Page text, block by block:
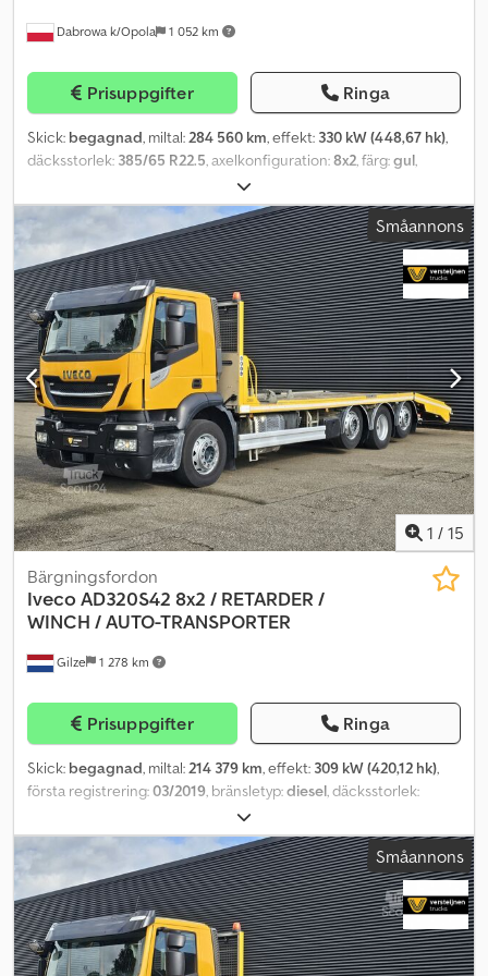
bak. Elhydraulikaggregat bak under lastytan. (± 45 kg) På svanhals
och ramper vänster sida.
Dabrowa k/Opola 1 052 km
Prisuppgifter Ringa
Skick: begagnad, miltal:284 560 km, effekt: 330 kW (448,67 hk),
däcksstorlek: 385/65 R22.5, axelkonfiguration:8x2, färg:gul,
, emissionsklass:
längd:10 400 mm, total bredd:2 550 mm, total höjd:4 000 mm,
, Utrustning:ABS, centrallås,
differentialspärr, elektrisk fönsterhiss, elstyrd spegel, kran,
luftkonditionering, = Extra tillval och tillbehör = -
Klimatanläggning - Radio - Två hjulaxlar = Ytterligare information =
Dkjdezg Uwhspfx Acasr Fjädring: luftfjädring Axel 1: Däckets
storlek: 385/65 R22.5; Bromsar: skivbromsar Axel 2: Däckets storlek:
385/65 R22.5 Axel 3: Däckets storlek: 385/65 R22.5 Axel 4: Däckets
storlek: 315/80 R22.5 Bruttovikt: 17.500 kg Nyttolast: 16.500 kg GVW:
34.000 kg Kran: Palfinger PK 34002
Småannons
1 / 15
Gilze 1 278 km
Bärgningsfordon
IvecoAD320S42 8x2 / RETARDER /
WINCH / AUTO-TRANSPORTER
Prisuppgifter Ringa
Skick: begagnad, miltal:214 379 km, effekt: 309 kW (420,12 hk),
första registrering:03/2019, bränsletyp:diesel, däcksstorlek:
8x2
diesel, bromsar:retarder, färg:gul, växeltyp:automatisk,
Euro 6, fjädring:stål-luft, total längd:12 000 mm,
total bredd:2 550 mm, lastutrymmets längd:9 700 mm,
lastutrymmets bredd:2 530 mm, lastutrymmeshöjd:1 120 mm,
Tillverkningsår:2019, Utrustning:ABS, AdBlue, antisladdsystem,
centrallås, differentialspärr, elektrisk fönsterhiss, farthållare,
Småannons